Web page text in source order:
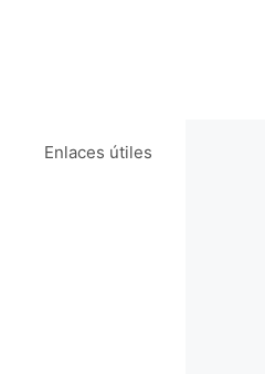
Enlaces útiles